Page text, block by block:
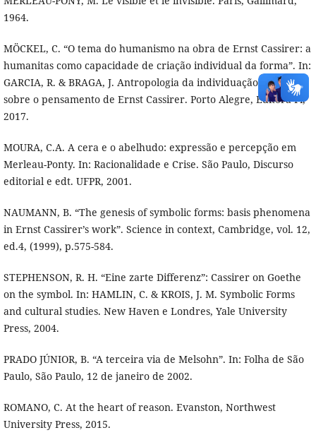
1964.
MÖCKEL, C. “O tema do humanismo na obra de Ernst Cassirer: a
humanitas como capacidade de criação individual da forma”. In:
GARCIA, R. & BRAGA, J. Antropologia da individuação: estudos
sobre o pensamento de Ernst Cassirer. Porto Alegre, Editora Fi,
2017.
MOURA, C.A. A cera e o abelhudo: expressão e percepção em
Merleau-Ponty. In: Racionalidade e Crise. São Paulo, Discurso
editorial e edt. UFPR, 2001.
NAUMANN, B. “The genesis of symbolic forms: basis phenomena
in Ernst Cassirer’s work”. Science in context, Cambridge, vol. 12,
ed.4, (1999), p.575-584.
STEPHENSON, R. H. “Eine zarte Differenz”: Cassirer on Goethe
on the symbol. In: HAMLIN, C. & KROIS, J. M. Symbolic Forms
and cultural studies. New Haven e Londres, Yale University
Press, 2004.
PRADO JÚNIOR, B. “A terceira via de Melsohn”. In: Folha de São
Paulo, São Paulo, 12 de janeiro de 2002.
ROMANO, C. At the heart of reason. Evanston, Northwest
University Press, 2015.